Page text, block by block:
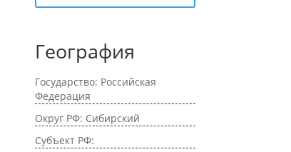
География
Государство: Российская
Федерация
Округ РФ: Сибирский
Субъект РФ: